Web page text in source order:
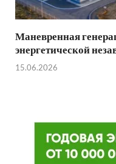
Маневренная
энергетической
15.06.2026